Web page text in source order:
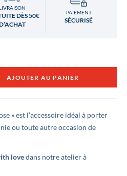
DÈS 50€
PAIEMENT
SÉCURISÉ
AJOUTER AU PANIER
» est l’accessoire idéal à porter
ou toute autre occasion de
lovedans notre atelier à